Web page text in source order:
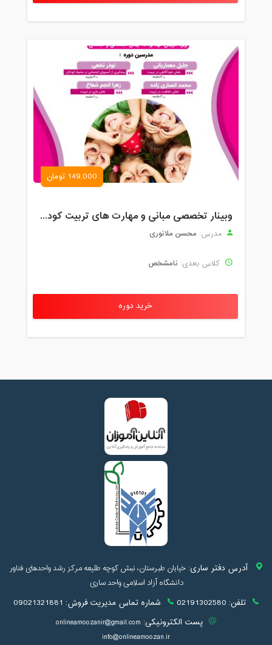
149,000 تومان
وبینار تخصصی مبانی و مهارت های تربیت کودک
مدرس: محسن ملانوری
کلاس بعدی: نامشخص
خرید دوره
آدرس دفتر ساری:خیابان طبرستان، نبش کوچه طلیعه مرکز رشد واحدهای فناور
دانشگاه آزاد اسلامی واحد ساری
تلفن: 02191302580 شماره تماس مدیریت فروش: 09021321881
پست الکترونیکی: onlineamoozanir@gmail.com
info@onlineamoozan.ir